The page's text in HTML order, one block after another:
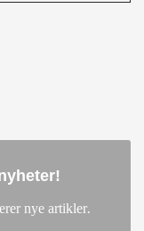
!
nye artikler.